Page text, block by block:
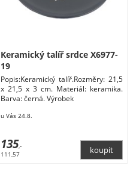
Keramický talíř srdce X6977-
19
Popis:Keramický talíř.Rozměry: 21,5
x 21,5 x 3 cm. Materiál: keramika.
Barva: černá. Výrobek
u Vás 24.8.
135,-
111,57